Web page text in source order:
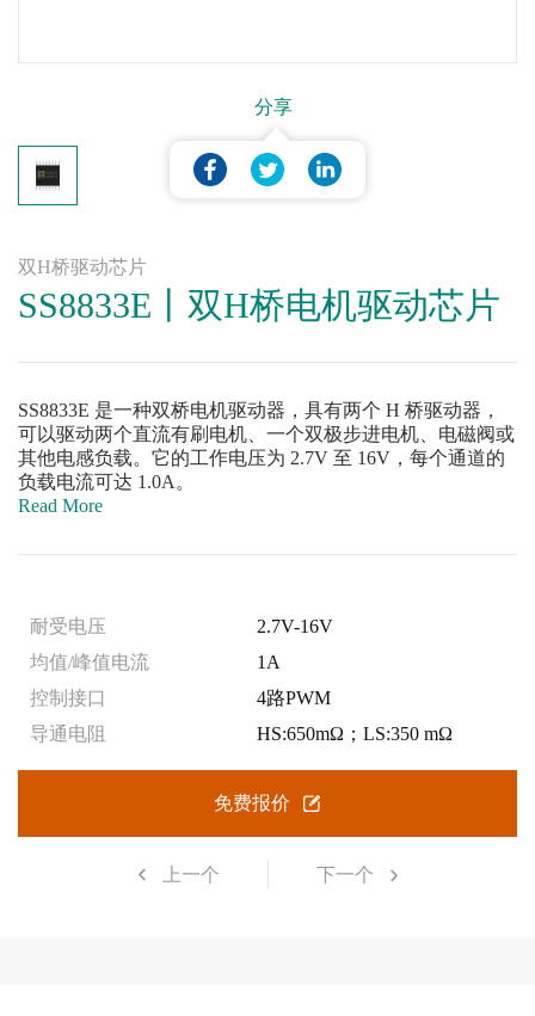
分享
双H桥驱动芯片
SS8833E丨双H桥电机驱动芯片
SS8833E 是一种双桥电机驱动器，具有两个 H 桥驱动器，
可以驱动两个直流有刷电机、一个双极步进电机、电磁阀或
其他电感负载。它的工作电压为 2.7V 至 16V，每个通道的
负载电流可达 1.0A。
Read More
耐受电压
2.7V-16V
均值/峰值电流
1A
控制接口
4路PWM
导通电阻
HS:650mΩ；LS:350 mΩ
免费报价
上一个 下一个